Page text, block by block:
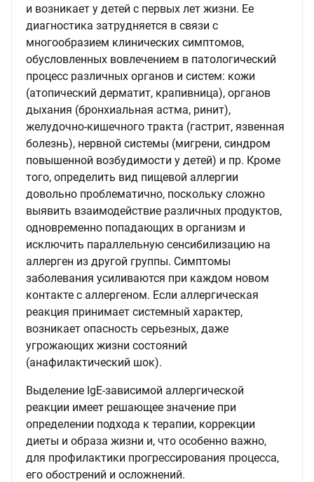
и возникает у детей с первых лет жизни. Ее
диагностика затрудняется в связи с
многообразием клинических симптомов,
обусловленных вовлечением в патологический
процесс различных органов и систем: кожи
(атопический дерматит, крапивница), органов
дыхания (бронхиальная астма, ринит),
желудочно-кишечного тракта (гастрит, язвенная
болезнь), нервной системы (мигрени, синдром
повышенной возбудимости у детей) и пр. Кроме
того, определить вид пищевой аллергии
довольно проблематично, поскольку сложно
выявить взаимодействие различных продуктов,
одновременно попадающих в организм и
исключить параллельную сенсибилизацию на
аллерген из другой группы. Симптомы
заболевания усиливаются при каждом новом
контакте с аллергеном. Если аллергическая
реакция принимает системный характер,
возникает опасность серьезных, даже
угрожающих жизни состояний
(анафилактический шок).
Выделение IgE-зависимой аллергической
реакции имеет решающее значение при
определении подхода к терапии, коррекции
диеты и образа жизни и, что особенно важно,
для профилактики прогрессирования процесса,
его обострений и осложнений.